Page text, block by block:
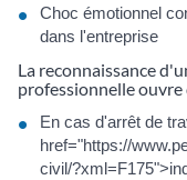
Choc émotionnel
dans l'entreprise
La reconnaissance
professionnelle
En cas d'arrêt de
href="https://
civil/